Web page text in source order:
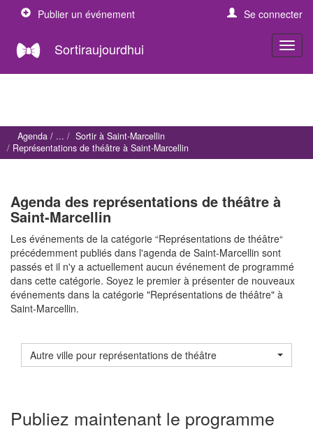
Publier un événement Se connecter
Sortiraujourdhui
Agenda
Sortir à Saint-Marcellin
Représentations de théâtre à Saint-Marcellin
Agenda des représentations de théâtre à
Saint-Marcellin
Les événements de la catégorie “Représentations de théâtre“
précédemment publiés dans l'agenda de Saint-Marcellin sont
passés et il n'y a actuellement aucun événement de programmé
dans cette catégorie. Soyez le premier à présenter de nouveaux
événements dans la catégorie "Représentations de théâtre" à
Saint-Marcellin.
Autre ville pour représentations de théâtre
Publiez maintenant le programme